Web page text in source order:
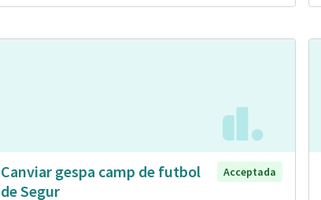
Canviar gespa camp de futbol
de Segur
Acceptada